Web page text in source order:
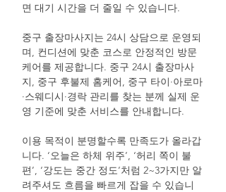
면 대기 시간을 더 줄일 수 있습니다.
중구 출장마사지는 24시 상담으로 운영되
며, 컨디션에 맞춘 코스로 안정적인 방문
케어를 제공합니다. 중구 24시 출장마사
지, 중구 후불제 홈케어, 중구 타이·아로마
·스웨디시·경락 관리를 찾는 분께 실제 운
영 기준에 맞춘 서비스를 안내합니다.
이용 목적이 분명할수록 만족도가 올라갑
니다. ‘오늘은 하체 위주’, ‘허리 쪽이 불
편’, ‘강도는 중간 정도’처럼 2~3가지만 알
려주셔도 흐름을 빠르게 잡을 수 있습니